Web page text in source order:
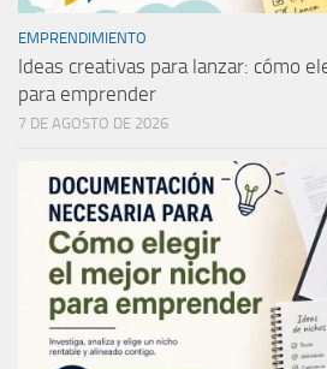
EMPRENDIMIENTO
Ideas creativas para lanzar: cómo
para emprender
7 DE AGOSTO DE 2026